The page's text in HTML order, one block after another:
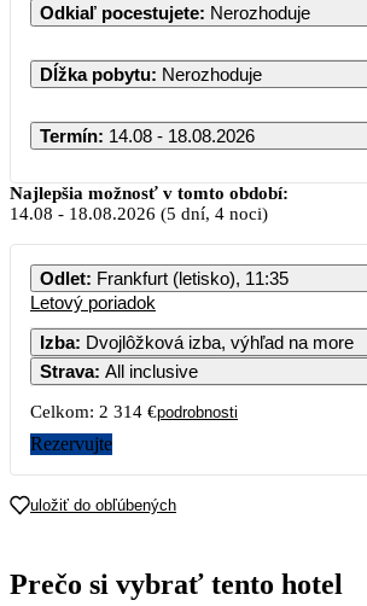
Odkiaľ pocestujete: Nerozhoduje
Dĺžka pobytu: Nerozhoduje
Termín: 14.08 - 18.08.2026
Najlepšia možnosť v tomto období:
14.08 - 18.08.2026 (5 dní, 4 noci)
Odlet: Frankfurt (letisko), 11:35
Letový poriadok
Izba: Dvojlôžková izba, výhľad na more
Strava: All inclusive
Celkom: 2 314 €podrobnosti
Rezervujte
uložiť do obľúbených
Prečo si vybrať tento hotel